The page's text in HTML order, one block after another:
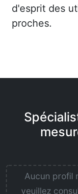
d'esprit des
proches.
Aucun profil
veuillez